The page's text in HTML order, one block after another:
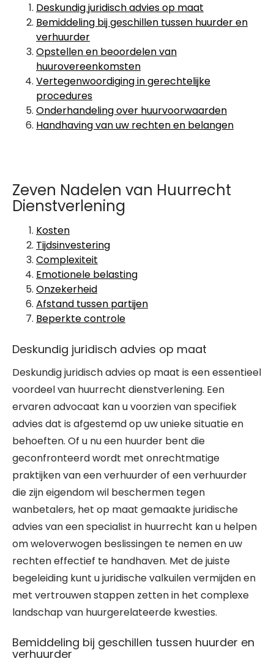
Deskundig juridisch advies op maat
Bemiddeling bij geschillen tussen huurder en
verhuurder
Opstellen en beoordelen van
huurovereenkomsten
Vertegenwoordiging in gerechtelijke
procedures
Onderhandeling over huurvoorwaarden
Handhaving van uw rechten en belangen
Zeven Nadelen van Huurrecht
Dienstverlening
Kosten
Tijdsinvestering
Complexiteit
Emotionele belasting
Onzekerheid
Afstand tussen partijen
Beperkte controle
Deskundig juridisch advies op maat
Deskundig juridisch advies op maat is een essentieel
voordeel van huurrecht dienstverlening. Een
ervaren advocaat kan u voorzien van specifiek
advies dat is afgestemd op uw unieke situatie en
behoeften. Of u nu een huurder bent die
geconfronteerd wordt met onrechtmatige
praktijken van een verhuurder of een verhuurder
die zijn eigendom wil beschermen tegen
wanbetalers, het op maat gemaakte juridische
advies van een specialist in huurrecht kan u helpen
om weloverwogen beslissingen te nemen en uw
rechten effectief te handhaven. Met de juiste
begeleiding kunt u juridische valkuilen vermijden en
met vertrouwen stappen zetten in het complexe
landschap van huurgerelateerde kwesties.
Bemiddeling bij geschillen tussen huurder en
verhuurder